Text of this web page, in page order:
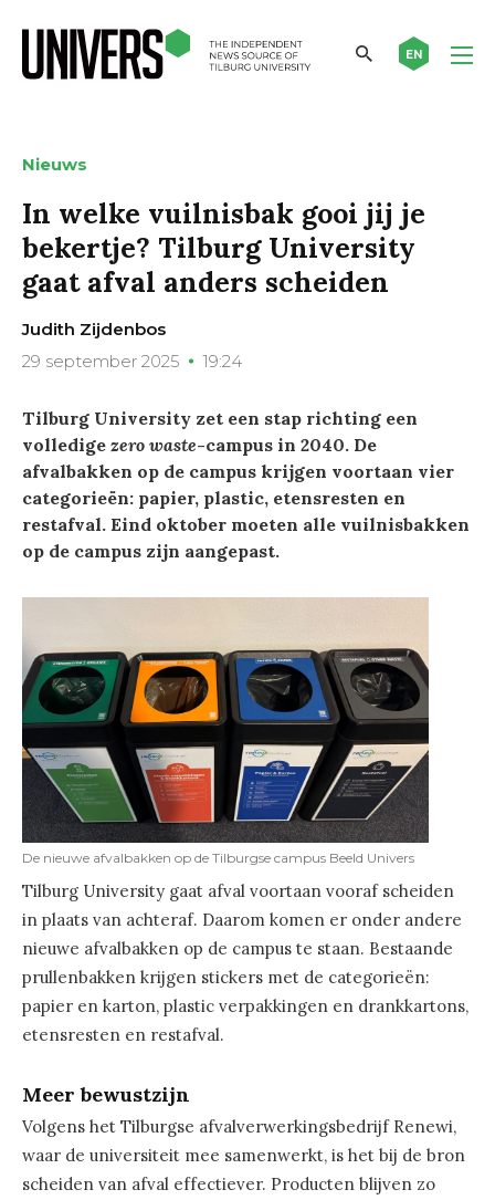
EN
Nieuws
In welke vuilnisbak gooi jij je
bekertje? Tilburg University
gaat afval anders scheiden
Judith Zijdenbos
29 september 2025
19:24
Tilburg University zet een stap richting een
volledige zero waste-campus in 2040. De
afvalbakken op de campus krijgen voortaan vier
categorieën: papier, plastic, etensresten en
restafval. Eind oktober moeten alle vuilnisbakken
op de campus zijn aangepast.
De nieuwe afvalbakken op de Tilburgse campus Beeld Univers
Tilburg University gaat afval voortaan vooraf scheiden
in plaats van achteraf. Daarom komen er onder andere
nieuwe afvalbakken op de campus te staan. Bestaande
prullenbakken krijgen stickers met de categorieën:
papier en karton, plastic verpakkingen en drankkartons,
etensresten en restafval.
Meer bewustzijn
Volgens het Tilburgse afvalverwerkingsbedrijf Renewi,
waar de universiteit mee samenwerkt, is het bij de bron
scheiden van afval effectiever. Producten blijven zo